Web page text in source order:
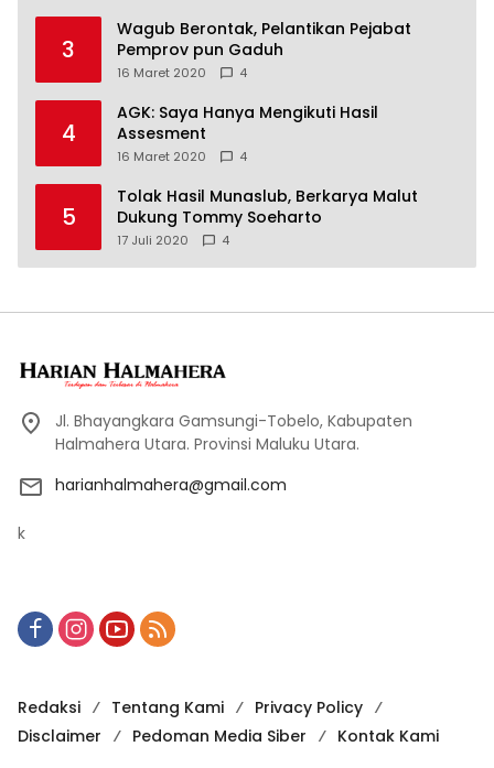
3
Wagub Berontak, Pelantikan Pejabat
Pemprov pun Gaduh
16 Maret 2020 4
4
AGK: Saya Hanya Mengikuti Hasil
Assesment
16 Maret 2020 4
5
Tolak Hasil Munaslub, Berkarya Malut
Dukung Tommy Soeharto
17 Juli 2020 4
Jl. Bhayangkara Gamsungi-Tobelo, Kabupaten
Halmahera Utara. Provinsi Maluku Utara.
harianhalmahera@gmail.com
k
Redaksi Tentang Kami
Privacy Policy
Disclaimer
Pedoman Media Siber
Kontak Kami